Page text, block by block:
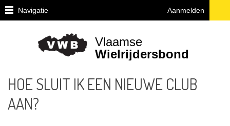
Navigatie Aanmelden
Lid
Ledenvoordelen
Verzekering
Vlaamse
Wielrijdersbond
HOE SLUIT IK EEN NIEUWE CLUB
AAN?